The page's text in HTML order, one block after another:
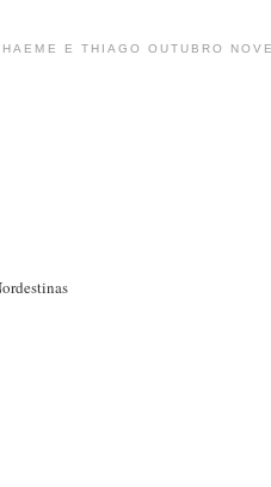
E THIAGO OUTUBRO